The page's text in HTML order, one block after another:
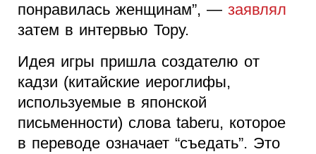
понравилась женщинам”, — заявлял
затем в интервью Тору.
Идея игры пришла создателю от
кадзи (китайские иероглифы,
используемые в японской
письменности) слова taberu, которое
в переводе означает “съедать”. Это